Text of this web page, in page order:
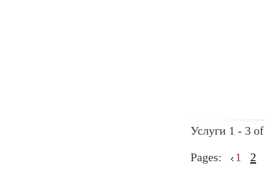
Услуги 1 - 3
Pages: 1 2